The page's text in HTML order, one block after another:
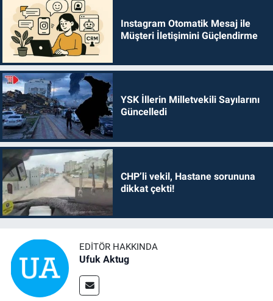
Instagram Otomatik Mesaj ile
Müşteri İletişimini Güçlendirme
YSK İllerin Milletvekili Sayılarını
Güncelledi
CHP’li vekil, Hastane sorununa
dikkat çekti!
EDITÖR HAKKINDA
Ufuk Aktug